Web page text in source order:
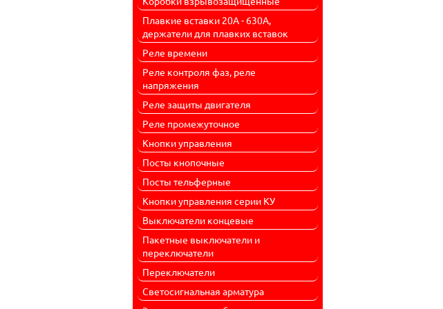
Плавкие вставки 20А - 630А,
держатели для плавких вставок
Реле времени
Реле контроля фаз, реле
напряжения
Реле защиты двигателя
Реле промежуточное
Кнопки управления
Посты кнопочные
Посты тельферные
Кнопки управления серии КУ
Выключатели концевые
Пакетные выключатели и
переключатели
Переключатели
Светосигнальная арматура